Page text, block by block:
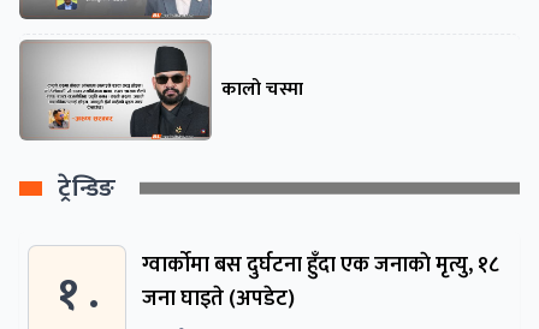
कालो चस्मा
ट्रेन्डिङ
१ .
ग्वार्काेमा बस दुर्घटना हुँदा एक जनाकाे मृत्यु, १८
जना घाइते (अपडेट)